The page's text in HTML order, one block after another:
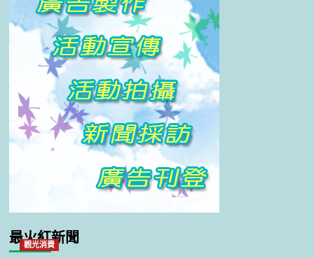
最火紅新聞
觀光消費